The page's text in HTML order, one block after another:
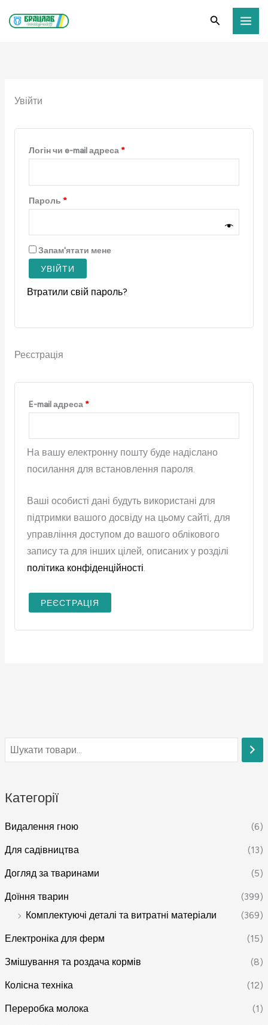
до
Пошук
Категорії
Видалення гною (6)
Для садівництва (13)
Догляд за тваринами (5)
Доїння тварин
(399)
Комплектуючі деталі та витратні матеріали
(369)
Електроніка для ферм (15)
Змішування та роздача кормів (8)
Колісна техніка (12)
Переробка молока (1)
Увійти
Логін чи e-mail адреса*
Пароль *
Запам'ятати мене
УВІЙТИ
Втратили свій пароль?
Реєстрація
E-mail адреса*
На вашу електронну пошту буде надіслано
посилання для встановлення пароля.
Ваші особисті дані будуть використані для
підтримки вашого досвіду на цьому сайті, для
управління доступом до вашого облікового
запису та для інших цілей, описаних у розділі
політика конфіденційності
РЕЄСТРАЦІЯ